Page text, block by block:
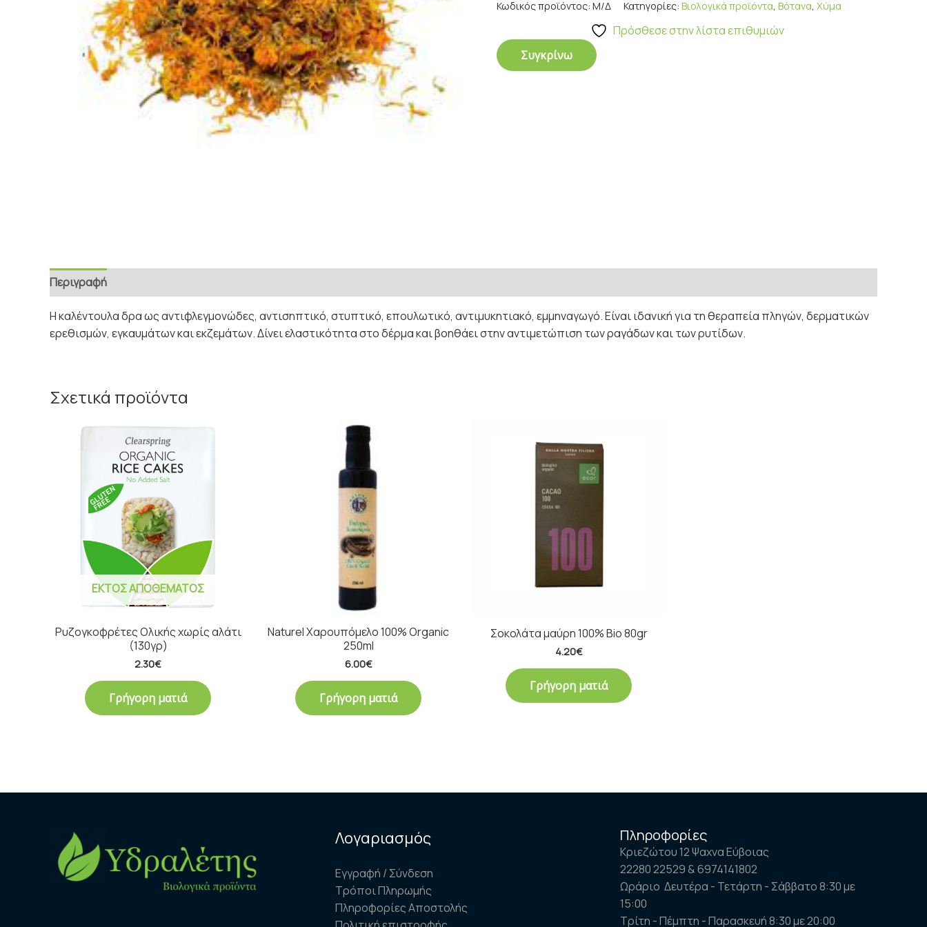
Κωδικός προϊόντος: Μ/Δ Κατηγορίες: Βιολογικά προϊόντα Βότανα Χύμα
Πρόσθεσε στην λίστα επιθυμιών
Συγκρίνω
Περιγραφή
Η καλέντουλα δρα ως αντιφλεγμονώδες, αντισηπτικό, στυπτικό, επουλωτικό, αντιμυκητιακό, εμμηναγωγό. Είναι ιδανική για τη θεραπεία πληγών, δερματικών
ερεθισμών, εγκαυμάτων και εκζεμάτων. Δίνει ελαστικότητα στο δέρμα και βοηθάει στην αντιμετώπιση των ραγάδων και των ρυτίδων.
Σχετικά προϊόντα
ΕΚΤΌΣ ΑΠΟΘΈΜΑΤΟΣ
Ρυζογκοφρέτες Oλικής χωρίς αλάτι
(130γρ)
2.30€
Γρήγορη ματιά
Naturel Χαρουπόμελο 100% Organic
250ml
6.00€
Γρήγορη ματιά
Σοκολάτα μαύρη 100% Bio 80gr
4.20€
Γρήγορη ματιά
Λογαριασμός
Εγγραφή / Σύνδεση
Τρόποι Πληρωμής
Πληροφορίες Αποστολής
Πληροφορίες
Κριεζώτου 12 Ψαχνα Εύβοιας
22280 22529 & 6974141802
Ωράριο Δευτέρα - Τετάρτη - Σάββατο 8:30 με
15:00
Τρίτη - Πέμπτη - Παρασκευή 8:30 με 20:00